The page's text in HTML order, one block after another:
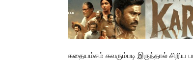
கதையம்சம் கவரும்படி இருந்தால்